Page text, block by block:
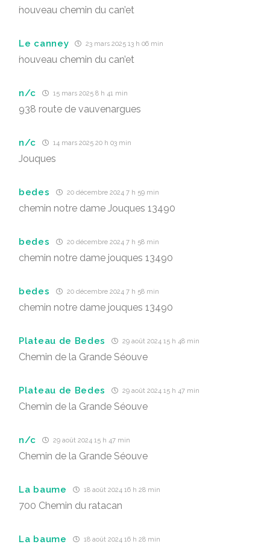
́nouveau chemin du can’et
Le canney 23 mars 2025 13 h 06 min
́nouveau chemin du can’et
n/c 15 mars 2025 8 h 41 min
938 route de vauvenargues
n/c 14 mars 2025 20 h 03 min
Jouques
bedes 20 décembre 2024 7 h 59 min
chemin notre dame Jouques 13490
bedes 20 décembre 2024 7 h 58 min
chemin notre dame jouques 13490
bedes 20 décembre 2024 7 h 58 min
chemin notre dame jouques 13490
Plateau de Bedes 29 août 2024 15 h 48 min
Chemin de la Grande Séouve
Plateau de Bedes 29 août 2024 15 h 47 min
Chemin de la Grande Séouve
n/c 29 août 2024 15 h 47 min
Chemin de la Grande Séouve
La baume 18 août 2024 16 h 28 min
700 Chemin du ratacan
La baume 18 août 2024 16 h 28 min